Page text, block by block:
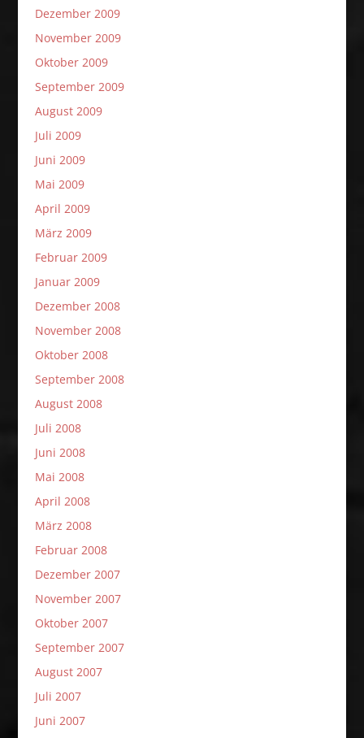
Dezember 2009
November 2009
Oktober 2009
September 2009
August 2009
Juli 2009
Juni 2009
Mai 2009
April 2009
März 2009
Februar 2009
Januar 2009
Dezember 2008
November 2008
Oktober 2008
September 2008
August 2008
Juli 2008
Juni 2008
Mai 2008
April 2008
März 2008
Februar 2008
Dezember 2007
November 2007
Oktober 2007
September 2007
August 2007
Juli 2007
Juni 2007